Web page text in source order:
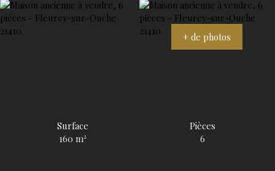
+ de photos
Surface
160 m²
Pièces
6